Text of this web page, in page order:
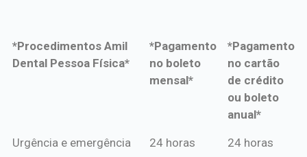
*Procedimentos Amil
Dental Pessoa Física*
*Pagamento
no boleto
mensal*
*Pagamento
no cartão
de crédito
ou boleto
anual*
*Procedimentos Amil
*Pagamento
*Pagamento
Urgência e emergência 24 horas 24 horas